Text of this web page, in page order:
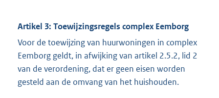
Artikel 3: Toewijzingsregels complex Eemborg
Voor de toewijzing van huurwoningen in complex
Eemborg geldt, in afwijking van artikel 2.5.2, lid 2
van de verordening, dat er geen eisen worden
gesteld aan de omvang van het huishouden.